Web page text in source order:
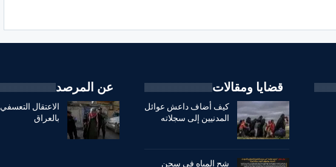
قضايا ومقالات
كيف أضاف داعش عوائل
المدنيين إلى سجلاته
شح المياه في سجن
عن المرصد
الاعتقال التعسفي
بالعراق